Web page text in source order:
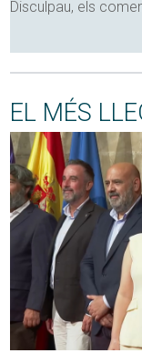
Disculpau, els
EL MÉS